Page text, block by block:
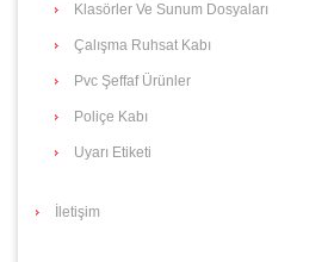
Klasörler Ve Sunum Dosyaları
Çalışma Ruhsat Kabı
Pvc Şeffaf Ürünler
Poliçe Kabı
Uyarı Etiketi
İletişim